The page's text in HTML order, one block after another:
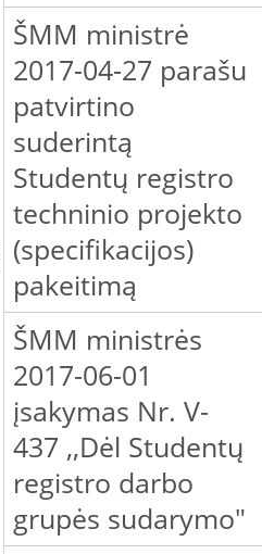
ŠMM ministrė
2017-04-27 parašu
patvirtino
suderintą
Studentų registro
techninio projekto
(specifikacijos)
pakeitimą
ŠMM ministrės
2017-06-01
įsakymas Nr. V-
437 ,,Dėl Studentų
registro darbo
grupės sudarymo"